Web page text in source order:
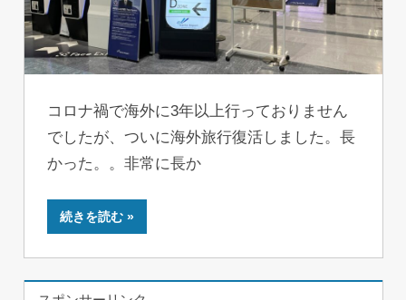
コロナ禍で海外に3年以上行っておりません
でしたが、ついに海外旅行復活しました。長
かった。。非常に長か
続きを読む